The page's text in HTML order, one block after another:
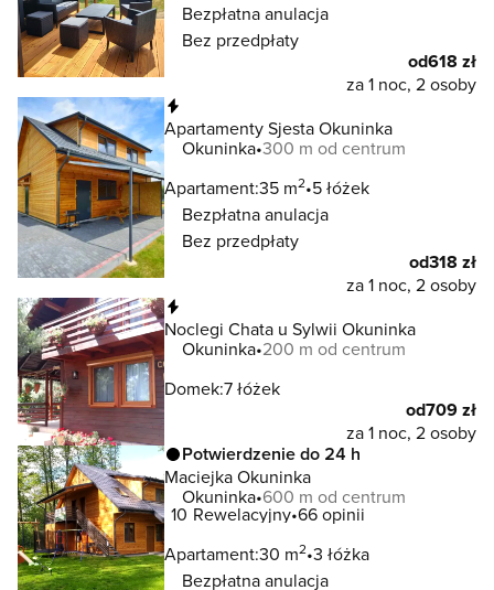
Bezpłatna anulacja
Bez przedpłaty
od618 zł
za 1 noc, 2 osoby
Apartamenty Sjesta Okuninka
Okuninka 300 m od centrum
Apartament:35 m2 5 łóżek
Bezpłatna anulacja
Bez przedpłaty
od318 zł
za 1 noc, 2 osoby
Noclegi Chata u Sylwii Okuninka
Okuninka 200 m od centrum
Domek:7 łóżek
od709 zł
za 1 noc, 2 osoby
Potwierdzenie do 24 h
Maciejka Okuninka
Okuninka 600 m od centrum
10 Rewelacyjny 66 opinii
Apartament:30 m2 3 łóżka
Bezpłatna anulacja